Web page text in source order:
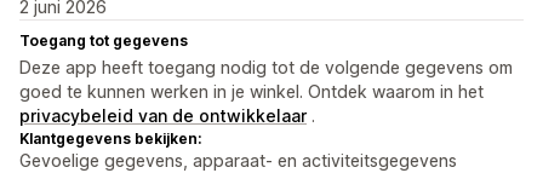
2 juni 2026
Toegang tot gegevens
Deze app heeft toegang nodig tot de volgende gegevens om
goed te kunnen werken in je winkel. Ontdek waarom in het
privacybeleid van de ontwikkelaar .
Klantgegevens bekijken:
Gevoelige gegevens, apparaat- en activiteitsgegevens